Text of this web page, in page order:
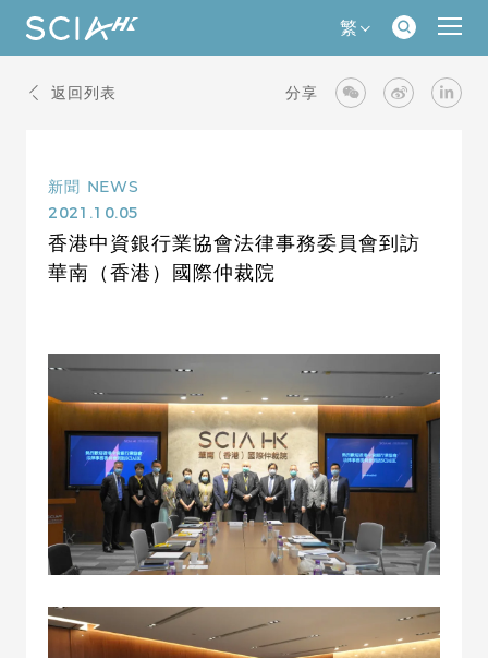
繁
返回列表 分享
新聞 NEWS
2021.10.05
香港中資銀行業協會法律事務委員會到訪
華南（香港）國際仲裁院